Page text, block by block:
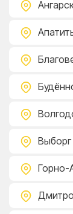
Выборг
Горно-